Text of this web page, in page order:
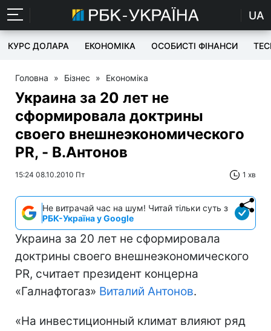
UA
КУРС ДОЛАРА ЕКОНОМІКА ОСОБИСТІ ФІНАНСИ
Головна » Бізнес » Економіка
Украина за 20 лет не
сформировала доктрины
своего внешнеэкономического
PR, - В.Антонов
15:24 08.10.2010 Пт 1 хв
Не витрачай час на шум! Читай тільки суть з
РБК-Україна у Google
Украина за 20 лет не сформировала
доктрины своего внешнеэкономического
PR, считает президент концерна
«Галнафтогаз» Виталий Антонов.
«На инвестиционный климат влияют ряд